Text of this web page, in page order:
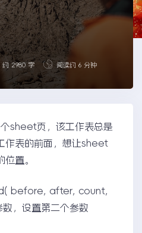
约 2980 字 阅读约 6 分钟
sheet页，该工作表总是
作表的前面，想让sheet
置。
before, after, count,
，设置第二个参数